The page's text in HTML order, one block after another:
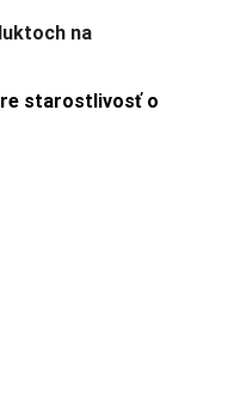
na
starostlivosť o